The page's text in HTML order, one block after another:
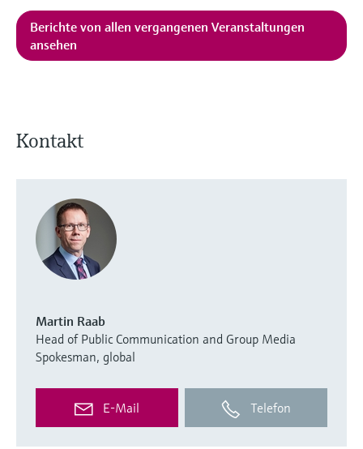
Berichte von allen vergangenen Veranstaltungen
ansehen
Kontakt
Martin Raab
Head of Public Communication and Group Media
Spokesman, global
E-Mail Telefon